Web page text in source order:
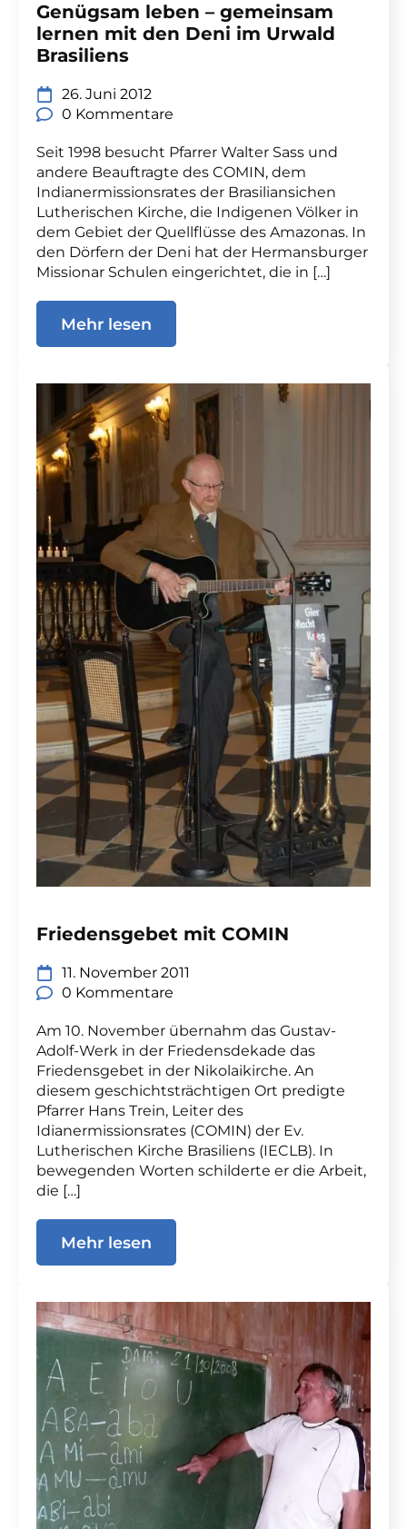
Genügsam leben – gemeinsam
lernen mit den Deni im Urwald
Brasiliens
26. Juni 2012
0 Kommentare
Seit 1998 besucht Pfarrer Walter Sass und
andere Beauftragte des COMIN, dem
Indianermissionsrates der Brasiliansichen
Lutherischen Kirche, die Indigenen Völker in
dem Gebiet der Quellflüsse des Amazonas. In
den Dörfern der Deni hat der Hermansburger
Missionar Schulen eingerichtet, die in […]
Mehr lesen
Friedensgebet mit COMIN
11. November 2011
0 Kommentare
Am 10. November übernahm das Gustav-
Adolf-Werk in der Friedensdekade das
Friedensgebet in der Nikolaikirche. An
diesem geschichtsträchtigen Ort predigte
Pfarrer Hans Trein, Leiter des
Idianermissionsrates (COMIN) der Ev.
Lutherischen Kirche Brasiliens (IECLB). In
bewegenden Worten schilderte er die Arbeit,
die […]
Mehr lesen